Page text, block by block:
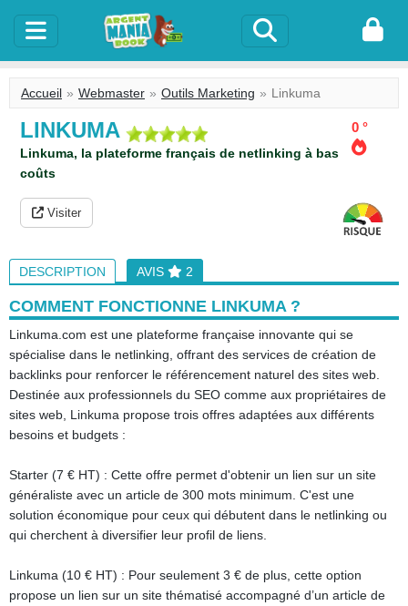
Accueil Webmaster Outils Marketing Linkuma
LINKUMA 0 °
Linkuma, la plateforme français de netlinking à bas
coûts
Visiter
DESCRIPTION AVIS 2
COMMENT FONCTIONNE LINKUMA ?
Linkuma.com est une plateforme française innovante qui se
spécialise dans le netlinking, offrant des services de création de
backlinks pour renforcer le référencement naturel des sites web.
Destinée aux professionnels du SEO comme aux propriétaires de
sites web, Linkuma propose trois offres adaptées aux différents
besoins et budgets :
Starter (7 € HT) : Cette offre permet d'obtenir un lien sur un site
généraliste avec un article de 300 mots minimum. C'est une
solution économique pour ceux qui débutent dans le netlinking ou
qui cherchent à diversifier leur profil de liens.
Linkuma (10 € HT) : Pour seulement 3 € de plus, cette option
propose un lien sur un site thématisé accompagné d’un article de